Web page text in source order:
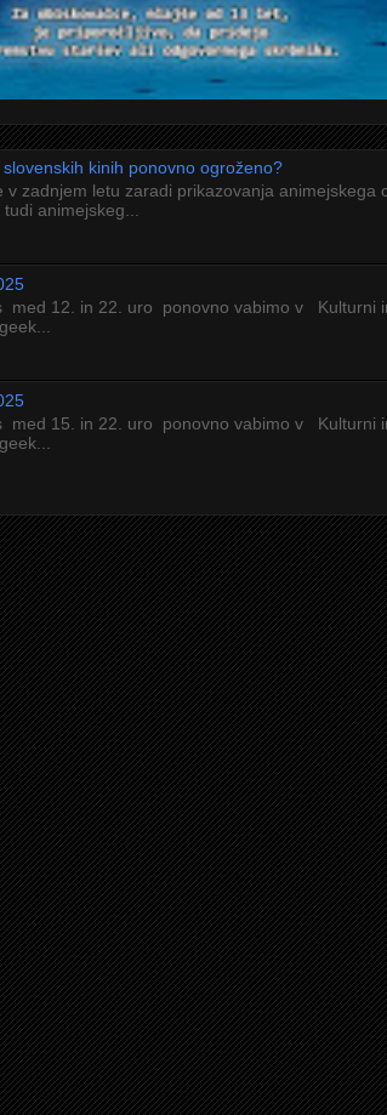
kinih ponovno ogroženo?
v zadnjem letu zaradi prikazovanja animejskega
animejskeg...
12. in 22. uro ponovno vabimo v Kulturni
15. in 22. uro ponovno vabimo v Kulturni